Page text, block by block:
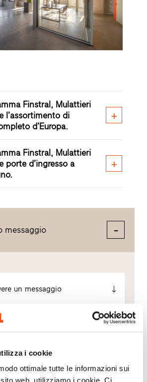
i cookie
ottimale tutte le informazioni sui
web, utilizziamo i cookie. Ci
Finstral, Mulattieri
l’assortimento di
d’Europa.
Finstral, Mulattieri
porte d’ingresso a
messaggio
un messaggio
i Suoi dati?
per l’invio di eventuali materiali
Inoltriamo i Suoi dati al
selezionato esclusivamente a
i dettagli sul trattamento dei dati